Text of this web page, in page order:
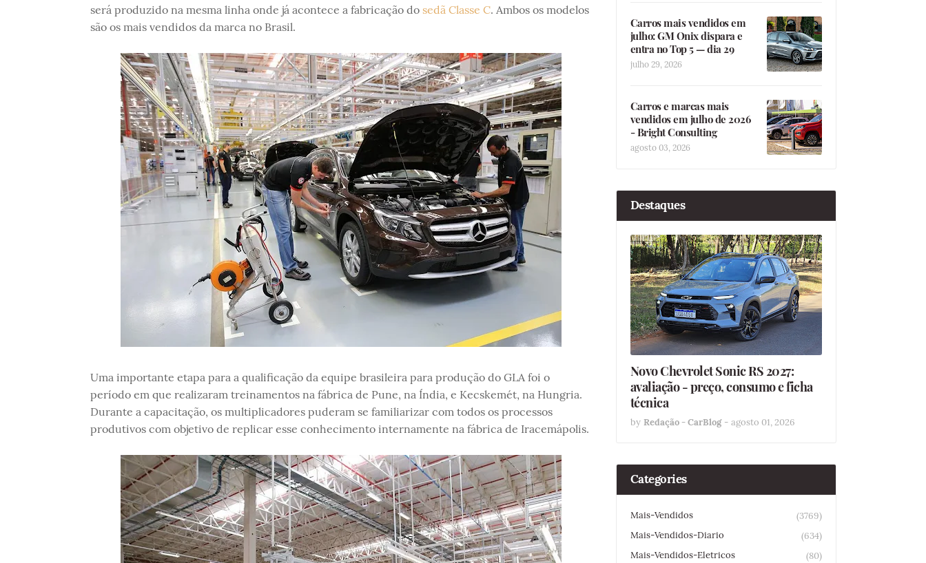
será produzido na mesma linha onde já acontece a fabricação do sedã Classe C. Ambos os modelos
são os mais vendidos da marca no Brasil.
Uma importante etapa para a qualificação da equipe brasileira para produção do GLA foi o
período em que realizaram treinamentos na fábrica de Pune, na Índia, e Kecskemét, na Hungria.
Durante a capacitação, os multiplicadores puderam se familiarizar com todos os processos
produtivos com objetivo de replicar esse conhecimento internamente na fábrica de Iracemápolis.
Carros mais vendidos em
julho: GM Onix dispara e
entra no Top 5 — dia 29
julho 29, 2026
Carros e marcas mais
vendidos em julho de 2026
- Bright Consulting
agosto 03, 2026
Destaques
Novo Chevrolet Sonic RS 2027:
avaliação - preço, consumo e ficha
técnica
by Redação - CarBlog - agosto 01, 2026
Categories
Mais-Vendidos
(3769)
Mais-Vendidos-Diario
(634)
Mais-Vendidos-Eletricos
(80)